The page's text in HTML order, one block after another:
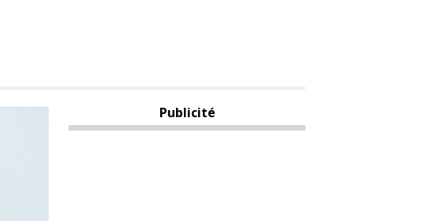
Publicité